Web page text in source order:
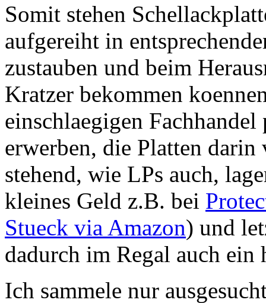
Somit stehen
aufgereiht in
zustauben und beim
Kratzer bekommen
einschlaegigen
erwerben, die Platten darin
stehend, wie LPs auch,
kleines Geld z.B. bei
Stueck via Amazon) und
dadurch im Regal auch ein
Ich sammele nur